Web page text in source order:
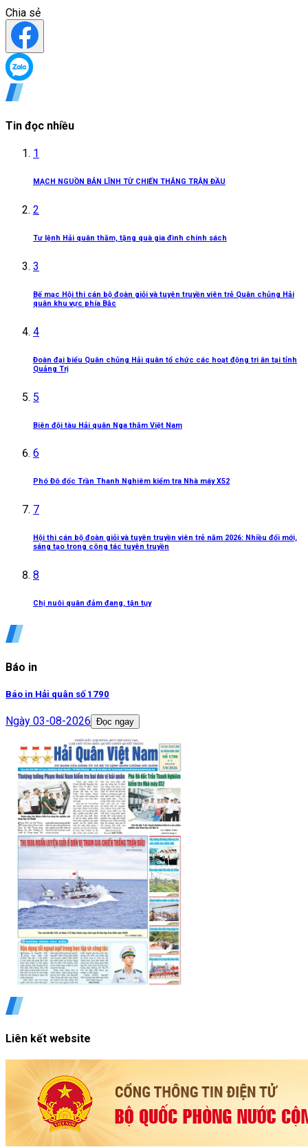
Chia sẻ
Tin đọc nhiều
1
MẠCH NGUỒN BẢN LĨNH TỪ CHIẾN THẮNG TRẬN ĐẦU
2
Tư lệnh Hải quân thăm, tặng quà gia đình chính sách
3
Bế mạc Hội thi cán bộ đoàn giỏi và tuyên truyền viên trẻ Quân chủng Hải
quân khu vực phía Bắc
4
Đoàn đại biểu Quân chủng Hải quân tổ chức các hoạt động tri ân tại tỉnh
Quảng Trị
5
Biên đội tàu Hải quân Nga thăm Việt Nam
6
Phó Đô đốc Trần Thanh Nghiêm kiểm tra Nhà máy X52
7
Hội thi cán bộ đoàn giỏi và tuyên truyền viên trẻ năm 2026: Nhiều đổi mới,
sáng tạo trong công tác tuyên truyền
8
Chị nuôi quân đảm đang, tận tụy
Báo in
Báo in Hải quân số 1790
Ngày 03-08-2026 Đọc ngay
Liên kết website